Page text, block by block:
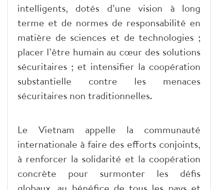
intelligents, dotés d’une vision à long
terme et de normes de responsabilité en
matière de sciences et de technologies ;
placer l’être humain au cœur des solutions
sécuritaires ; et intensifier la coopération
substantielle contre les menaces
sécuritaires non traditionnelles.​
Le Vietnam appelle la communauté
internationale à faire des efforts conjoints,
à renforcer la solidarité et la coopération
concrète pour surmonter les défis